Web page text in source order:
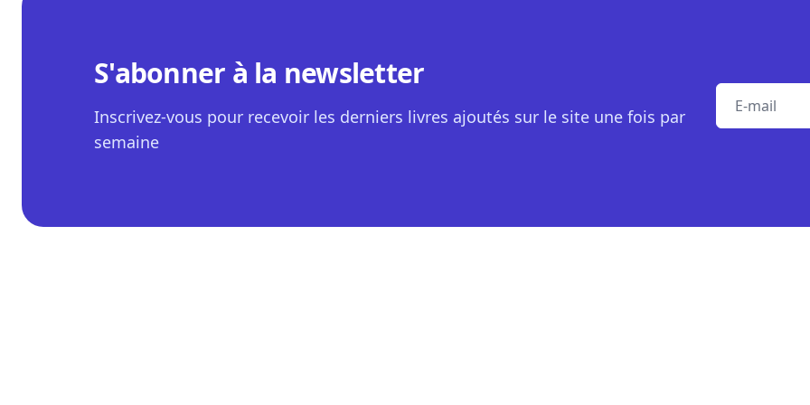
S'abonner à la newsletter
Inscrivez-vous pour recevoir les derniers livres ajoutés sur le site une fois par
semaine
E-mail